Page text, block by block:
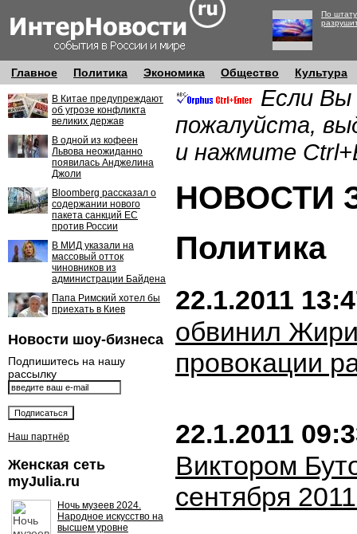
По
Главное Политика Экономика Общество Культура
В Китае предупреждают
об угрозе конфликта
великих держав
В одной из кофеен
Львова неожиданно
появилась Анджелина
Джоли
Bloomberg рассказал о
содержании нового
пакета санкций ЕС
против России
В МИД указали на
массовый отток
чиновников из
администрации Байдена
Папа Римский хотел бы
приехать в Киев
Новости шоу-бизнеса
Подпишитесь на нашу
рассылку
Наш партнёр
Женская сеть
myJulia.ru
Ночь музеев 2024.
Народное искусство на
высшем уровне
Если Вы
пожалуйста,
и нажмите
НОВОСТИ
Политика
22.1.2011
обвинил
провокации
22.1.2011
Виктором
сентября